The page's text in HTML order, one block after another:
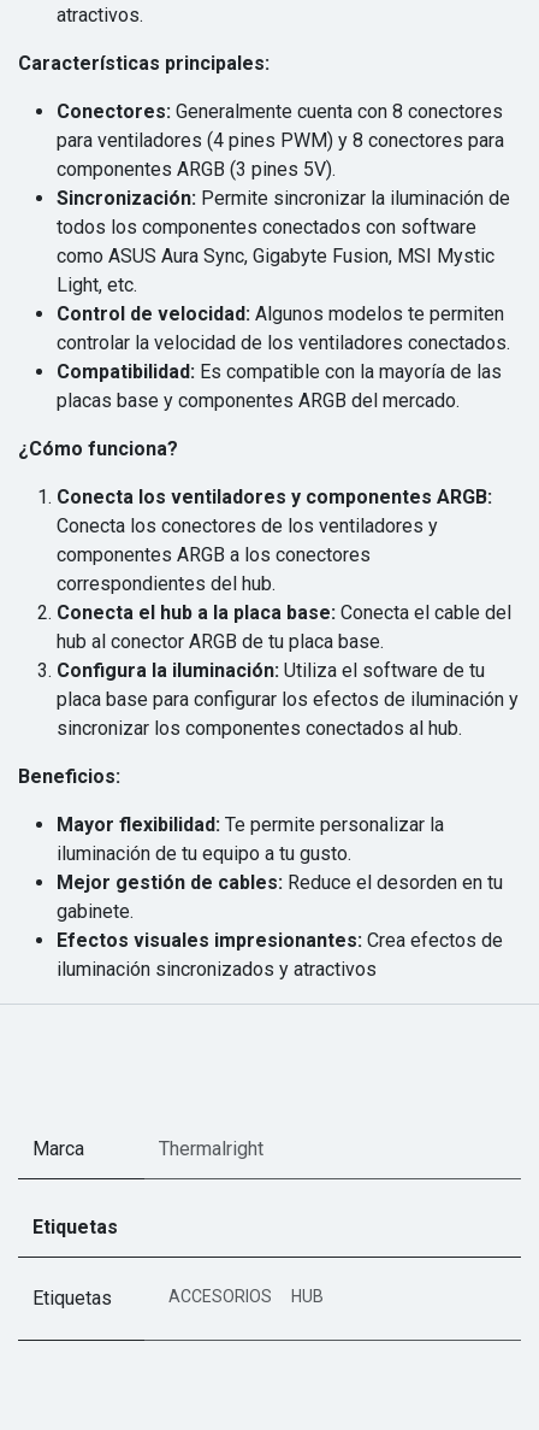
atractivos.
Características principales:
Conectores: Generalmente cuenta con 8 conectores
para ventiladores (4 pines PWM) y 8 conectores para
componentes ARGB (3 pines 5V).
Sincronización: Permite sincronizar la iluminación de
todos los componentes conectados con software
como ASUS Aura Sync, Gigabyte Fusion, MSI Mystic
Light, etc.
Control de velocidad: Algunos modelos te permiten
controlar la velocidad de los ventiladores conectados.
Compatibilidad: Es compatible con la mayoría de las
placas base y componentes ARGB del mercado.
¿Cómo funciona?
Conecta los ventiladores y componentes ARGB:
Conecta los conectores de los ventiladores y
componentes ARGB a los conectores
correspondientes del hub.
Conecta el hub a la placa base: Conecta el cable del
hub al conector ARGB de tu placa base.
Configura la iluminación: Utiliza el software de tu
placa base para configurar los efectos de iluminación y
sincronizar los componentes conectados al hub.
Beneficios:
Mayor flexibilidad: Te permite personalizar la
iluminación de tu equipo a tu gusto.
Mejor gestión de cables: Reduce el desorden en tu
gabinete.
Efectos visuales impresionantes: Crea efectos de
iluminación sincronizados y atractivos
Marca Thermalright
Etiquetas
Etiquetas ACCESORIOS HUB